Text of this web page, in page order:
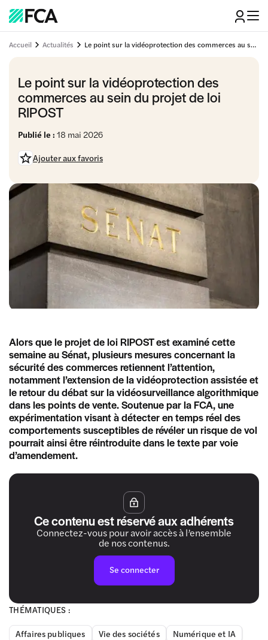
Accueil Actualités Le point sur la vidéoprotection des commerces au sein du projet de loi RIPOST
Le point sur la vidéoprotection des
commerces au sein du projet de loi
RIPOST
Publié le : 18 mai 2026
Ajouter aux favoris
THÉMATIQUES :
Affaires publiques
Vie des sociétés Numérique et IA
Alors que le projet de loi RIPOST est examiné cette
semaine au Sénat, plusieurs mesures concernant la
sécurité des commerces retiennent l’attention,
notamment l’extension de la vidéoprotection assistée et
le retour du débat sur la vidéosurveillance algorithmique
dans les points de vente. Soutenue par la FCA, une
expérimentation visant à détecter en temps réel des
comportements susceptibles de révéler un risque de vol
pourrait ainsi être réintroduite dans le texte par voie
d’amendement.
Ce contenu est réservé aux adhérents
Connectez-vous pour avoir accès à l’ensemble
de nos contenus.
Se connecter